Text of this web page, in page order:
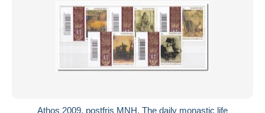
Athos 2009, postfris MNH, The daily monastic life